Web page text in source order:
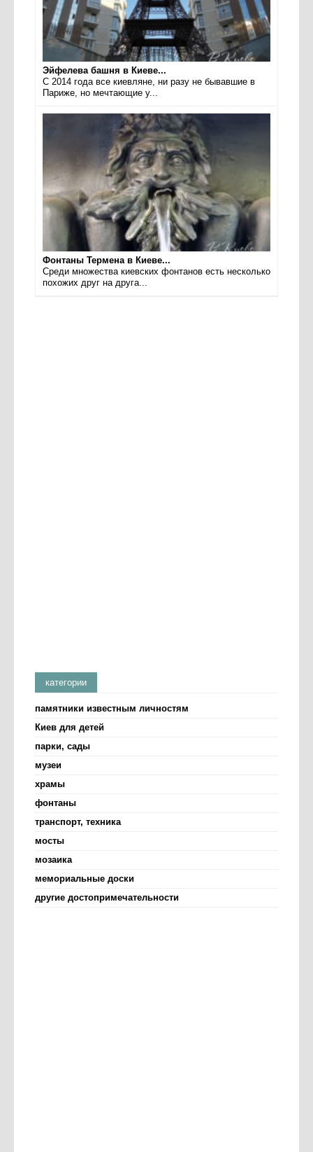
Эйфелева башня в Киеве...
С 2014 года все киевляне, ни разу не бывавшие в
Париже, но мечтающие у...
Фонтаны Термена в Киеве...
Среди множества киевских фонтанов есть несколько
похожих друг на друга...
категории
памятники известным личностям
Киев для детей
парки, сады
музеи
храмы
фонтаны
транспорт, техника
мосты
мозаика
мемориальные доски
другие достопримечательности